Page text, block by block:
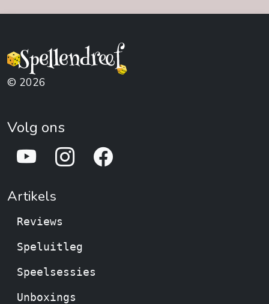
© 2026
Volg ons
Artikels
Reviews
Speluitleg
Speelsessies
Unboxings